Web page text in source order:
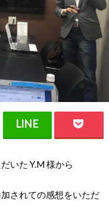
いた Y.M 様から
されての感想をいただ